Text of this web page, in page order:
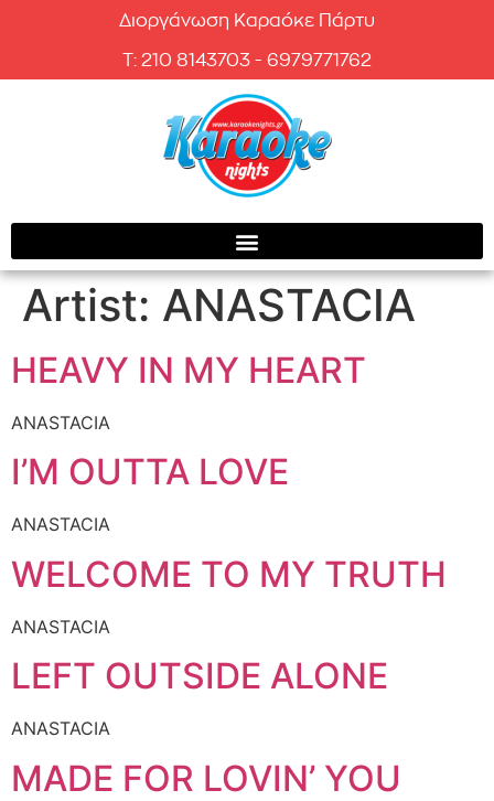
Διοργάνωση Καραόκε Πάρτυ
T: 210 8143703 - 6979771762
Artist: ANASTACIA
HEAVY IN MY HEART
ANASTACIA
I’M OUTTA LOVE
ANASTACIA
WELCOME TO MY TRUTH
ANASTACIA
LEFT OUTSIDE ALONE
ANASTACIA
MADE FOR LOVIN’ YOU